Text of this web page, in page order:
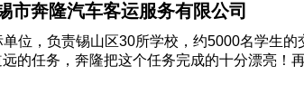
市奔隆汽车客运服务有限公司
位，负责锡山区30所学校，约5000名学生
的任务，奔隆把这个任务完成的十分漂亮！